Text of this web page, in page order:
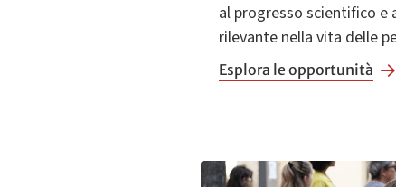
al progresso scientifico
rilevante nella vita delle
Esplora le opportunità